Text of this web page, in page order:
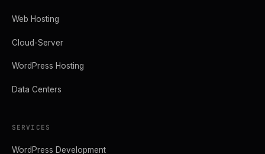
Web Hosting
Cloud-Server
WordPress Hosting
Data Centers
SERVICES
WordPress Development